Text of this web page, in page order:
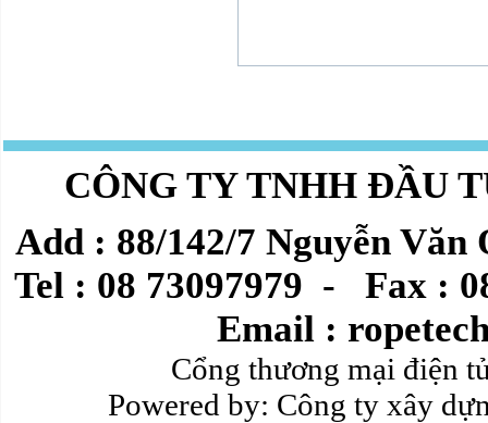
CÔNG TY TNHH ĐẦU
Add : 88/142/7 Nguyễn
Tel : 08 73097979 -
Fax :
Email :
Cổng thương mại điện
Powered by: Công ty xây